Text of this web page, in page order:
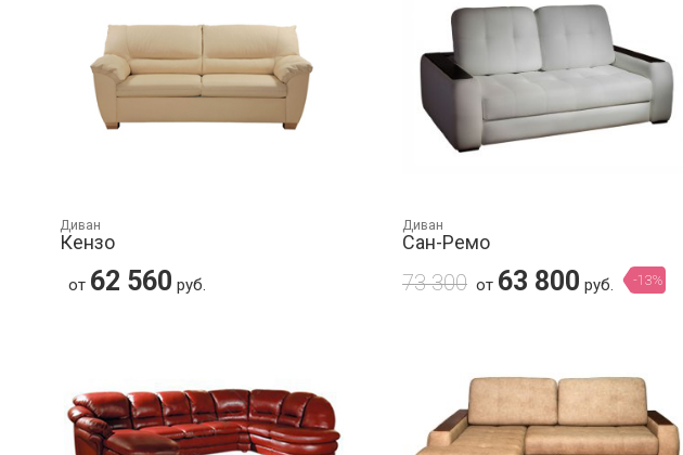
Диван
Кензо
от 62 560 руб.
Диван
Сан-Ремо
73 300 от 63 800 руб. -13%